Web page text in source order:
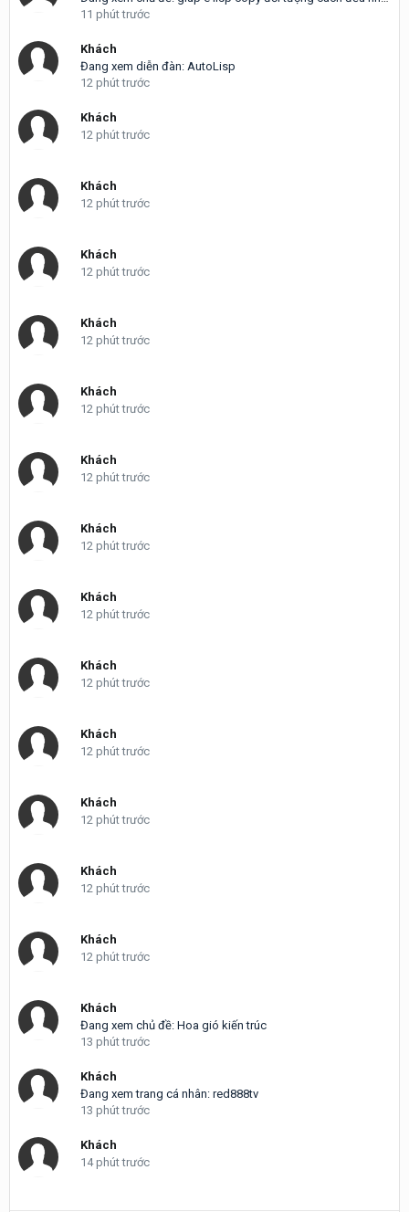
11 phút trước
Khách
Đang xem diễn đàn: AutoLisp
12 phút trước
Khách
12 phút trước
Khách
12 phút trước
Khách
12 phút trước
Khách
12 phút trước
Khách
12 phút trước
Khách
12 phút trước
Khách
12 phút trước
Khách
12 phút trước
Khách
12 phút trước
Khách
12 phút trước
Khách
12 phút trước
Khách
12 phút trước
Khách
12 phút trước
Khách
Đang xem chủ đề: Hoa gió kiến trúc
13 phút trước
Khách
Đang xem trang cá nhân: red888tv
13 phút trước
Khách
14 phút trước